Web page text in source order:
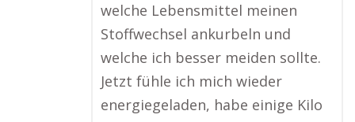
welche Lebensmittel meinen
Stoffwechsel ankurbeln und
welche ich besser meiden sollte.
Jetzt fühle ich mich wieder
energiegeladen, habe einige Kilo